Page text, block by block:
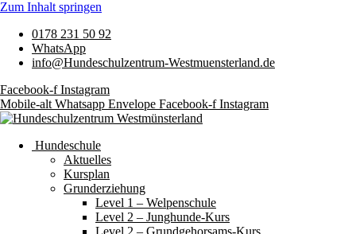
Zum Inhalt springen
0178 231 50 92
WhatsApp
info@Hundeschulzentrum-Westmuensterland.de
Facebook-f Instagram
Mobile-alt Whatsapp Envelope Facebook-f Instagram
Hundeschule
Aktuelles
Kursplan
Grunderziehung
Level 1 – Welpenschule
Level 2 – Junghunde-Kurs
Level 2 – Grundgehorsams-Kurs